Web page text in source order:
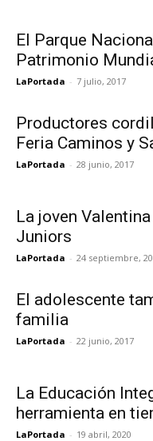
El Parque
Patrimonio
LaPortada - 7 julio, 2017
Productores
Feria Caminos y
LaPortada - 28 junio, 2017
La joven
Juniors
LaPortada - 24 septiembre,
El adolescente
familia
LaPortada - 22 junio, 2017
La Educación
herramienta en
LaPortada - 19 abril, 2020